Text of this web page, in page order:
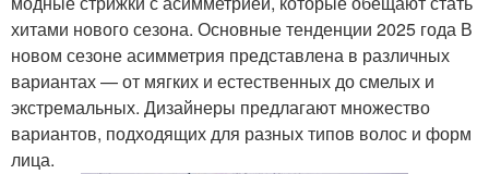
хитами нового сезона. Основные тенденции 2025 года В
новом сезоне асимметрия представлена в различных
вариантах — от мягких и естественных до смелых и
экстремальных. Дизайнеры предлагают множество
вариантов, подходящих для разных типов волос и форм
лица.